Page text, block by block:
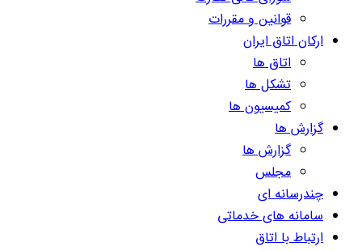
قوانین و مقررات
ارکان اتاق ایران
اتاق ها
تشکل ها
کمیسیون ها
گزارش ها
گزارش ها
مجلس
چندرسانه ای
سامانه های خدماتی
ارتباط با اتاق